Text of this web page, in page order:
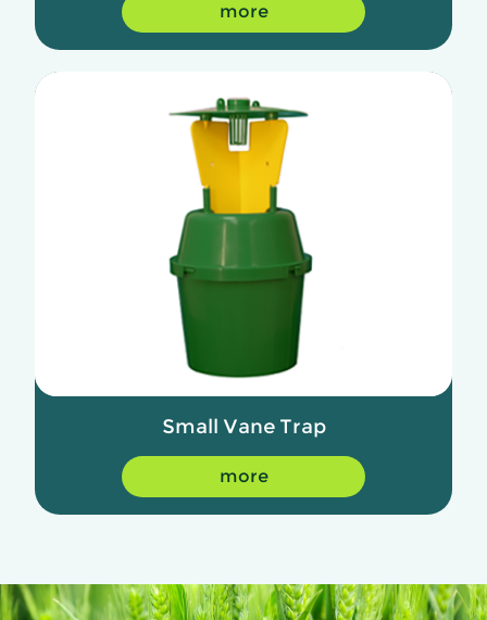
more
Small Vane Trap
more